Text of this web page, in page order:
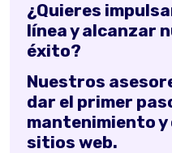
¿Quieres
línea y alcanzar
éxito?
Nuestros
dar el primer
mantenimiento
sitios web.